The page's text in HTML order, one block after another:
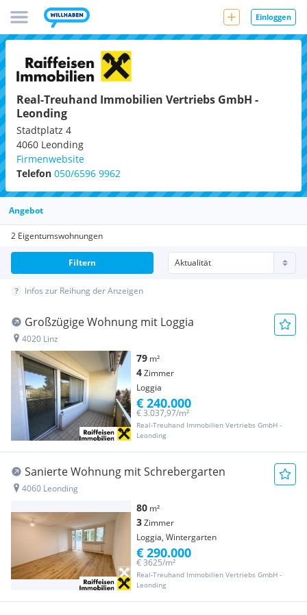
Einloggen
Real-Treuhand Immobilien Vertriebs GmbH -
Leonding
Stadtplatz 4
4060 Leonding
Firmenwebsite
Telefon 050/6596 9962
Angebot
2 Eigentumswohnungen
Filtern
Infos zur Reihung der Anzeigen
Großzügige Wohnung mit Loggia
4020 Linz
79 m²
4Zimmer
Loggia
Real-Treuhand Immobilien Vertriebs GmbH -
Leonding
€ 3.037,97/m²
€ 240.000
Sanierte Wohnung mit Schrebergarten
4060 Leonding
80 m²
3Zimmer
Loggia, Wintergarten
Real-Treuhand Immobilien Vertriebs GmbH -
Leonding
€ 3625/m²
€ 290.000